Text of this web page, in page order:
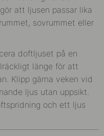
att ljusen passar lika
sovrummet eller
doftljuset på en
länge för att
Klipp gärna veken vid
ljus utan uppsikt.
och ett ljus